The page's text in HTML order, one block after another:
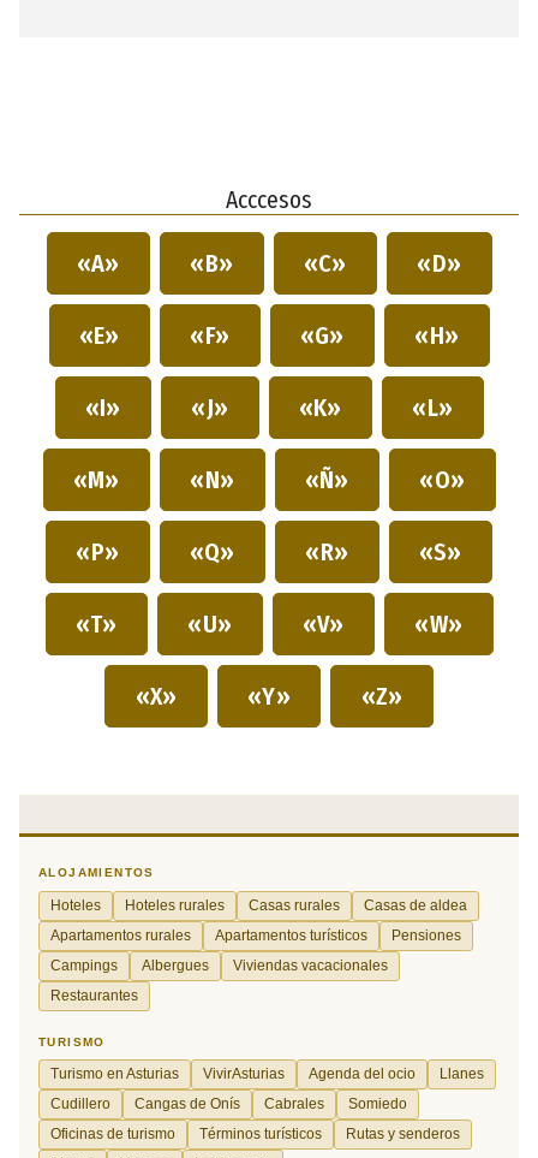
Acccesos
«A» «B» «C» «D»
«E» «F» «G» «H»
«I» «J» «K» «L»
«M» «N» «Ñ» «O»
«P» «Q» «R» «S»
«T» «U» «V» «W»
«X» «Y» «Z»